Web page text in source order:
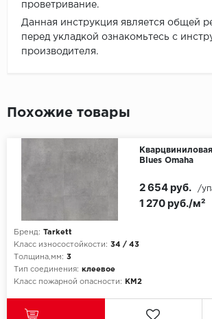
проветривание.
Данная инструкция является общей
перед укладкой ознакомьтесь с
производителя.
Похожие товары
Blues Omaha
Бренд: Tarkett
Класс износостойкости: 34 / 43
Толщина,мм: 3
Тип соединения: клеевое
Класс пожарной опасности:
КМ2
1 270 руб./м²
2 654 руб. /